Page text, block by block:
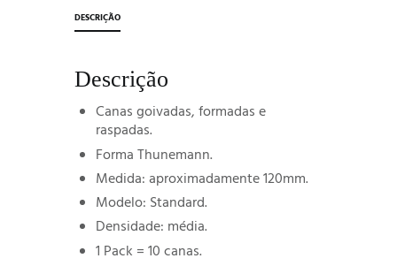
DESCRIÇÃO
Descrição
Canas goivadas, formadas e
raspadas.
Forma Thunemann.
Medida: aproximadamente 120mm.
Modelo: Standard.
Densidade: média.
1 Pack = 10 canas.